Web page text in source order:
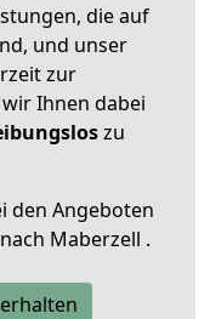
die auf
und unser
zur
Ihnen dabei
zu
den Angeboten
Maberzell .